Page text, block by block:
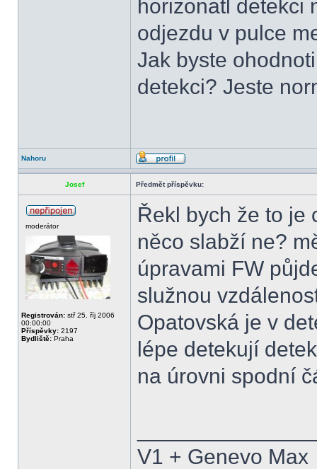
horizonatl detekci
odjezdu v pulce
Jak byste
detekci? Jeste
Nahoru
Josef Předmět příspěvku:
moderátor
Registrován: stř 25. říj 2006
00:00:00
Příspěvky: 2197
Bydliště: Praha
Řekl bych že to je
něco slabží ne?
úpravami FW
služnou
Opatovská je v
lépe detekují
na úrovni spodní
V1 + Genevo Max